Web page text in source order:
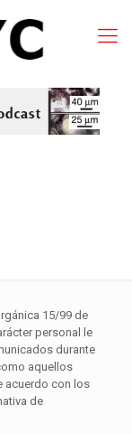
15/99 de
personal le
durante
aquellos
acuerdo con los
de